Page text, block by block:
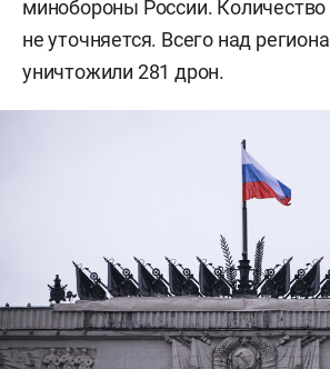
минобороны России.
не уточняется. Всего над
уничтожили 281 дрон.